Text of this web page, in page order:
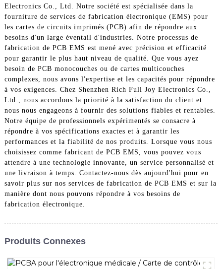
Electronics Co., Ltd. Notre société est spécialisée dans la
fourniture de services de fabrication électronique (EMS) pour
les cartes de circuits imprimés (PCB) afin de répondre aux
besoins d'un large éventail d'industries. Notre processus de
fabrication de PCB EMS est mené avec précision et efficacité
pour garantir le plus haut niveau de qualité. Que vous ayez
besoin de PCB monocouches ou de cartes multicouches
complexes, nous avons l'expertise et les capacités pour répondre
à vos exigences. Chez Shenzhen Rich Full Joy Electronics Co.,
Ltd., nous accordons la priorité à la satisfaction du client et
nous nous engageons à fournir des solutions fiables et rentables.
Notre équipe de professionnels expérimentés se consacre à
répondre à vos spécifications exactes et à garantir les
performances et la fiabilité de nos produits. Lorsque vous nous
choisissez comme fabricant de PCB EMS, vous pouvez vous
attendre à une technologie innovante, un service personnalisé et
une livraison à temps. Contactez-nous dès aujourd'hui pour en
savoir plus sur nos services de fabrication de PCB EMS et sur la
manière dont nous pouvons répondre à vos besoins de
fabrication électronique.
Produits Connexes